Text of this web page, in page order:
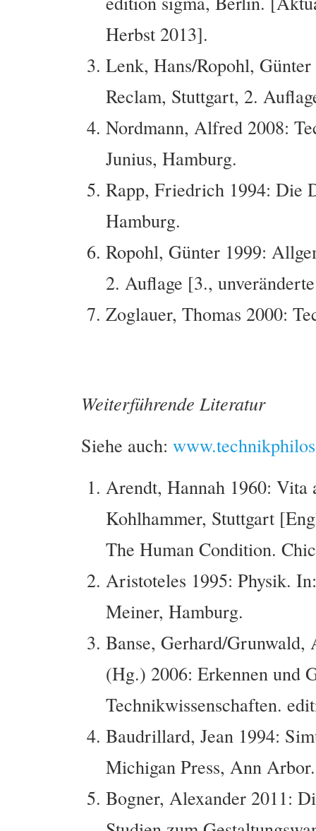
Herbst 2013].
Lenk, Hans/Ropohl,
Reclam, Stuttgart, 2.
Nordmann, Alfred 2008:
Junius, Hamburg.
Rapp, Friedrich 1994: Die
Hamburg.
Ropohl, Günter 1999:
2. Auflage [3.,
Zoglauer, Thomas 2000:
Weiterführende Literatur
Siehe auch:
Arendt, Hannah 1960: Vita
Kohlhammer, Stuttgart
The Human Condition.
Aristoteles 1995: Physik.
Meiner, Hamburg.
Banse, Gerhard/
(Hg.) 2006: Erkennen und
Technikwissenschaften.
Baudrillard, Jean 1994:
Michigan Press, Ann Arbor.
Bogner, Alexander 2011: